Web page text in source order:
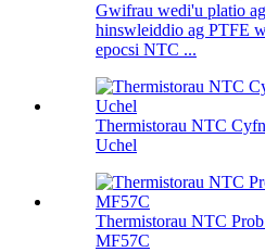
Gwifrau wedi'u platio
hinswleiddio ag PTFE
epocsi NTC ...
Thermistorau NTC
Uchel
Thermistorau NTC
MF57C